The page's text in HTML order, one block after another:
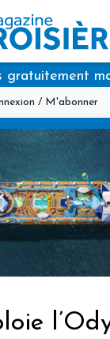
gratuitement
/ M'abonner